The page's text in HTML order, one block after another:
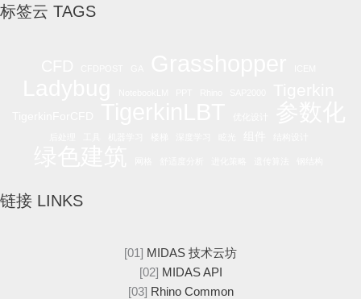
标签云 TAGS
链接 LINKS
[01] MIDAS 技术云坊
[02] MIDAS API
[03] Rhino Common